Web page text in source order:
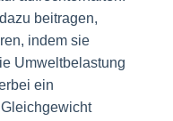
beitragen,
indem sie
Umweltbelastung
ein